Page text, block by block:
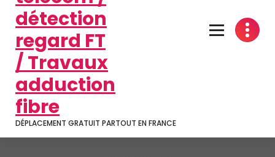
DÉPLACEMENT GRATUIT PARTOUT EN FRANCE